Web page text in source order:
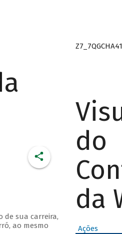
de sua carreira,
ao mesmo
do
da
Ações